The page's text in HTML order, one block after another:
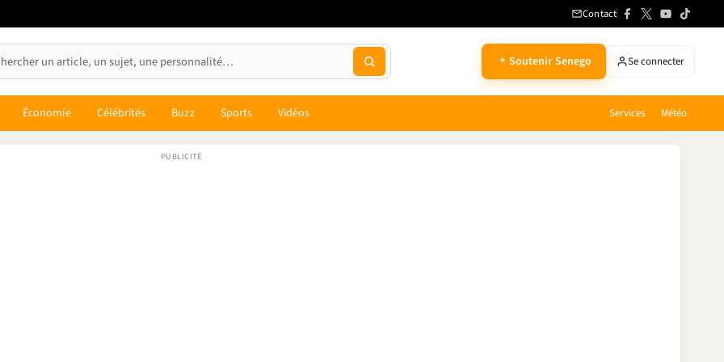
Contact
Soutenir Senego Se connecter
Économie Célébrités Buzz Sports Vidéos Services Météo